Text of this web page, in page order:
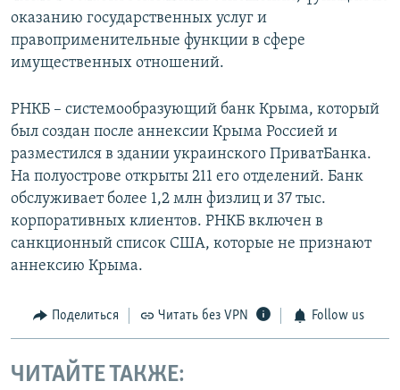
оказанию государственных услуг и
правоприменительные функции в сфере
имущественных отношений.
РНКБ – системообразующий банк Крыма, который
был создан после аннексии Крыма Россией и
разместился в здании украинского ПриватБанка.
На полуострове открыты 211 его отделений. Банк
обслуживает более 1,2 млн физлиц и 37 тыс.
корпоративных клиентов. РНКБ включен в
санкционный список США, которые не признают
аннексию Крыма.
Поделиться Читать без VPN Follow us
ЧИТАЙТЕ ТАКЖЕ: